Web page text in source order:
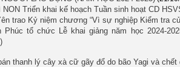
NON Triển khai kế hoạch Tuần sinh hoạt CD
trao Kỷ niệm chương “Vì sự nghiệp Kiểm tra
Phúc tổ chức Lễ khai giảng năm học 2024-
thanh lý cây xà cữ gãy đổ do bão Yagi và chết